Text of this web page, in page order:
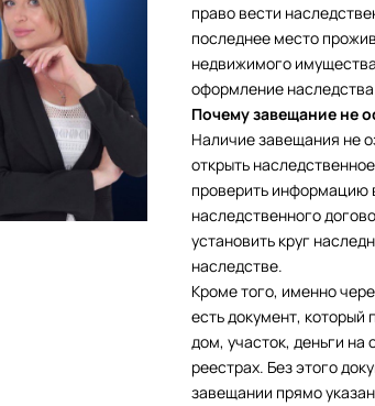
право вести
последнее место
недвижимого
оформление
Почему завещание не
Наличие завещания не
открыть
проверить информацию
наследственного
установить круг
наследстве.
Кроме того, именно
есть документ,
дом, участок, деньги на
реестрах. Без этого
завещании прямо